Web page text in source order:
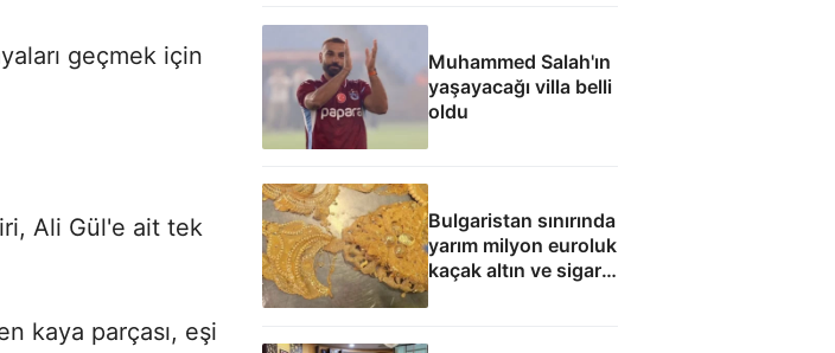
geçmek için
Ali Gül'e ait tek
kaya parçası, eşi
Muhammed Salah'ın
yaşayacağı villa belli
oldu
Bulgaristan sınırında
yarım milyon euroluk
kaçak altın ve sigara
yakalandı